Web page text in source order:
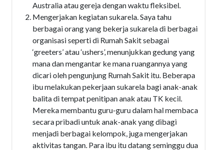
Australia atau gereja dengan waktu fleksibel.
Mengerjakan kegiatan sukarela. Saya tahu
berbagai orang yang bekerja sukarela di berbagai
organisasi seperti di Rumah Sakit sebagai
‘greeters’ atau ‘ushers’, menunjukkan gedung yang
mana dan mengantar ke mana ruangannya yang
dicari oleh pengunjung Rumah Sakit itu. Beberapa
ibu melakukan pekerjaan sukarela bagi anak-anak
balita di tempat penitipan anak atau TK kecil.
Mereka membantu guru-guru dalam hal membaca
secara pribadi untuk anak-anak yang dibagi
menjadi berbagai kelompok, juga mengerjakan
aktivitas tangan. Para ibu itu datang seminggu dua